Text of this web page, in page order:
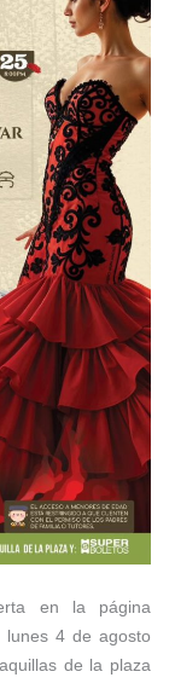
en la página
4 de agosto
de la plaza